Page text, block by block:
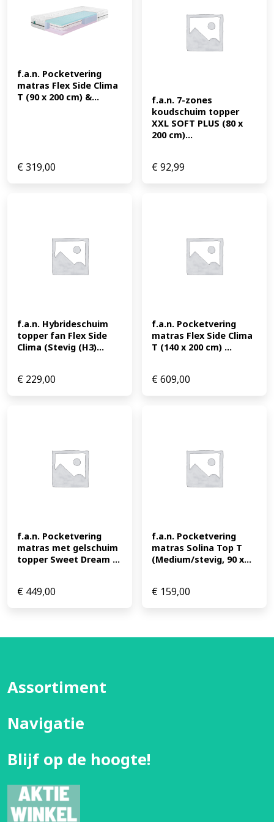
draaien. De matras is ongeveer 26 cm hoog, wat het in-
en uitstappen vergemakkelijkt. Dit matras heeft een
koudschuimkern, ook wel bekend als High Resilience-
schuim HR-schuim. Koudschuim is populair vanwege de
f.a.n. Pocketvering
matras Flex Side Clima
T (90 x 200 cm) &...
€319,00
f.a.n. 7-zones
koudschuim topper
XXL SOFT PLUS (80 x
200 cm)...
€92,99
f.a.n. Hybrideschuim
topper fan Flex Side
Clima (Stevig (H3)...
€ 229,00
f.a.n. Pocketvering
matras Flex Side Clima
T (140 x 200 cm) ...
€609,00
f.a.n. Pocketvering
matras met gelschuim
topper Sweet Dream ...
€ 449,00
f.a.n. Pocketvering
matras Solina Top T
(Medium/stevig, 90 x...
€ 159,00
Assortiment
Navigatie
Blijf op de hoogte!